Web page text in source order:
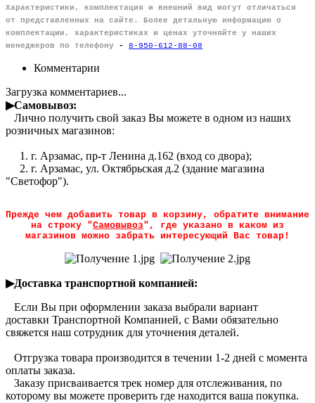
Характеристики, комплектация и внешний вид могут отличаться
от представленных на сайте. Более детальную информацию о
комплектации, характеристиках и ценах уточняйте у наших
менеджеров по телефону - 8-950-612-88-08
Комментарии
Загрузка комментариев...
▶Самовывоз:
Лично получить свой заказ Вы можете в одном из наших
розничных магазинов:
1. г. Арзамас, пр-т Ленина д.162 (вход со двора);
2. г. Арзамас, ул. Октябрьская д.2 (здание магазина
"Светофор").
Прежде чем добавить товар в корзину, обратите внимание
на строку "Самовывоз", где указано в каком из
магазинов можно забрать интересующий Вас товар!
▶Доставка транспортной компанией:
Если Вы при оформлении заказа выбрали вариант
доставки Транспортной Компанией, с Вами обязательно
свяжется наш сотрудник для уточнения деталей.
Отгрузка товара производится в течении 1-2 дней с момента
оплаты заказа.
Заказу присваивается трек номер для отслеживания, по
которому вы можете проверить где находится ваша покупка.